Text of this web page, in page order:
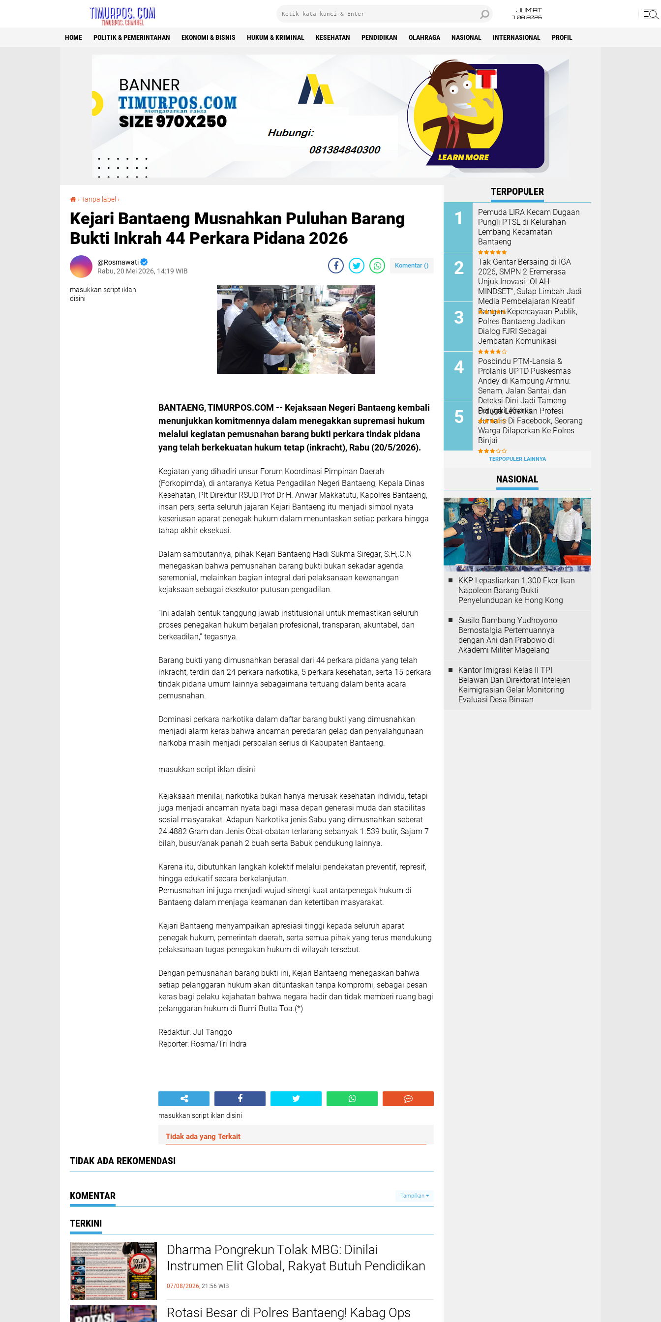
JUM'AT
7 08 2026
HOME POLITIK & PEMERINTAHAN EKONOMI & BISNIS HUKUM & KRIMINAL KESEHATAN PENDIDIKAN OLAHRAGA NASIONAL INTERNASIONAL PROFIL
›Tanpa label ›
Kejari Bantaeng Musnahkan Puluhan Barang
Bukti Inkrah 44 Perkara Pidana 2026
Rosmawati
Rabu, 20 Mei 2026, 14:19 WIB
Komentar ()
masukkan script iklan
disini
BANTAENG, TIMURPOS.COM -- Kejaksaan Negeri Bantaeng kembali
menunjukkan komitmennya dalam menegakkan supremasi hukum
melalui kegiatan pemusnahan barang bukti perkara tindak pidana
yang telah berkekuatan hukum tetap (inkracht), Rabu (20/5/2026).
Kegiatan yang dihadiri unsur Forum Koordinasi Pimpinan Daerah
(Forkopimda), di antaranya Ketua Pengadilan Negeri Bantaeng, Kepala Dinas
Kesehatan, Plt Direktur RSUD Prof Dr H. Anwar Makkatutu, Kapolres Bantaeng,
insan pers, serta seluruh jajaran Kejari Bantaeng itu menjadi simbol nyata
keseriusan aparat penegak hukum dalam menuntaskan setiap perkara hingga
tahap akhir eksekusi.
Dalam sambutannya, pihak Kejari Bantaeng Hadi Sukma Siregar, S.H,.C.N
menegaskan bahwa pemusnahan barang bukti bukan sekadar agenda
seremonial, melainkan bagian integral dari pelaksanaan kewenangan
kejaksaan sebagai eksekutor putusan pengadilan.
“Ini adalah bentuk tanggung jawab institusional untuk memastikan seluruh
proses penegakan hukum berjalan profesional, transparan, akuntabel, dan
berkeadilan,” tegasnya.
Barang bukti yang dimusnahkan berasal dari 44 perkara pidana yang telah
inkracht, terdiri dari 24 perkara narkotika, 5 perkara kesehatan, serta 15 perkara
tindak pidana umum lainnya sebagaimana tertuang dalam berita acara
pemusnahan.
Dominasi perkara narkotika dalam daftar barang bukti yang dimusnahkan
menjadi alarm keras bahwa ancaman peredaran gelap dan penyalahgunaan
narkoba masih menjadi persoalan serius di Kabupaten Bantaeng.
masukkan script iklan disini
Kejaksaan menilai, narkotika bukan hanya merusak kesehatan individu, tetapi
juga menjadi ancaman nyata bagi masa depan generasi muda dan stabilitas
sosial masyarakat. Adapun Narkotika jenis Sabu yang dimusnahkan seberat
24.4882 Gram dan Jenis Obat-obatan terlarang sebanyak 1.539 butir, Sajam 7
bilah, busur/anak panah 2 buah serta Babuk pendukung lainnya.
Karena itu, dibutuhkan langkah kolektif melalui pendekatan preventif, represif,
hingga edukatif secara berkelanjutan.
Pemusnahan ini juga menjadi wujud sinergi kuat antarpenegak hukum di
Bantaeng dalam menjaga keamanan dan ketertiban masyarakat.
Kejari Bantaeng menyampaikan apresiasi tinggi kepada seluruh aparat
penegak hukum, pemerintah daerah, serta semua pihak yang terus mendukung
pelaksanaan tugas penegakan hukum di wilayah tersebut.
Dengan pemusnahan barang bukti ini, Kejari Bantaeng menegaskan bahwa
setiap pelanggaran hukum akan dituntaskan tanpa kompromi, sebagai pesan
keras bagi pelaku kejahatan bahwa negara hadir dan tidak memberi ruang bagi
pelanggaran hukum di Bumi Butta Toa.(*)
Redaktur: Jul Tanggo
Reporter: Rosma/Tri Indra
masukkan script iklan disini
Tidak ada yang Terkait
TIDAK ADA REKOMENDASI
KOMENTAR Tampilkan
TERKINI
Dharma Pongrekun Tolak MBG: Dinilai
Instrumen Elit Global, Rakyat Butuh Pendidikan
dan Kesehatan Bukan Makanan Beracun.
07/08/2026, 21:56 WIB
Rotasi Besar di Polres Bantaeng! Kabag Ops
TERPOPULER
Pemuda LIRA Kecam Dugaan
Pungli PTSL di Kelurahan
Lembang Kecamatan
Bantaeng
Tak Gentar Bersaing di IGA
2026, SMPN 2 Eremerasa
Unjuk Inovasi "OLAH
MINDSET", Sulap Limbah Jadi
Media Pembelajaran Kreatif
Bangun Kepercayaan Publik,
Polres Bantaeng Jadikan
Dialog FJRI Sebagai
Jembatan Komunikasi
Posbindu PTM-Lansia &
Prolanis UPTD Puskesmas
Andey di Kampung Armnu:
Senam, Jalan Santai, dan
Deteksi Dini Jadi Tameng
Penyakit Kronis
Diduga Lecehkan Profesi
Jurnalis Di Facebook, Seorang
Warga Dilaporkan Ke Polres
Binjai
TERPOPULER LAINNYA
NASIONAL
KKP Lepasliarkan 1.300 Ekor Ikan
Napoleon Barang Bukti
Penyelundupan ke Hong Kong
Susilo Bambang Yudhoyono
Bernostalgia Pertemuannya
dengan Ani dan Prabowo di
Akademi Militer Magelang
Kantor Imigrasi Kelas II TPI
Belawan Dan Direktorat Intelejen
Keimigrasian Gelar Monitoring
Evaluasi Desa Binaan